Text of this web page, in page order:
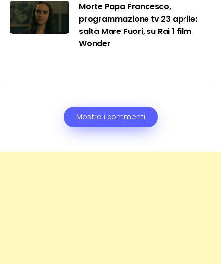
Morte Papa Francesco,
programmazione tv 23 aprile:
salta Mare Fuori, su Rai 1 film
Wonder
Mostra i commenti